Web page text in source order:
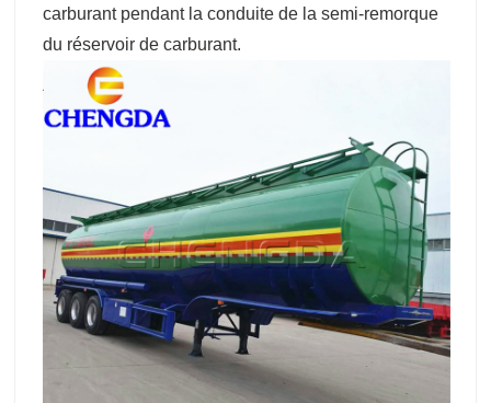
carburant pendant la conduite de la semi-remorque
du réservoir de carburant.